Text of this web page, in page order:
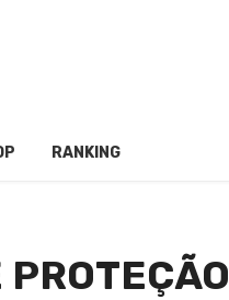
RANKING